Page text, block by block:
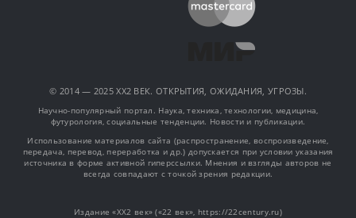
© 2014 — 2025 XX2 ВЕК. ОТКРЫТИЯ, ОЖИДАНИЯ, УГРОЗЫ.
Научно-популярный портал. Наука, техника, технологии, медицина,
футурология, социальные тенденции. Новости и публикации.
Использование материалов сайта (распространение, воспроизведение,
передача, перевод, переработка и др.) допускается при условии указания
источника в форме активной гиперссылки. Мнения и взгляды авторов не
всегда совпадают с точкой зрения редакции.
Издание «XX2 век» («22 век», https://22century.ru)